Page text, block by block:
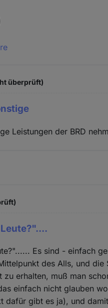
überprüft)
Leistungen der BRD
Es sind - einfach
des Alls, und
zu erhalten, muß man
einfach nicht glauben
dafür gibt es ja), und